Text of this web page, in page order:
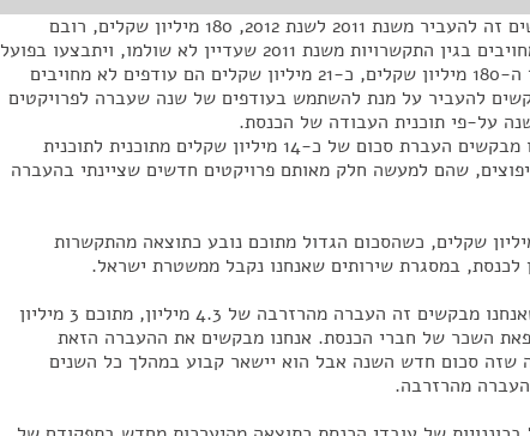
מה שאנחנו מבקשים זה להעביר משנת 2011 לשנת 2012, 180 מיליון שקלים, רובם
למעשה עודפים מחויבים בגין התקשרויות משנת 2011 שעדיין לא שולמו, ויתבצעו בפועל
בשנת 2012. מתוך ה-180 מיליון שקלים, כ-21 מיליון שקלים הם עודפים לא מחויבים
להעביר על מנת להשתמש בעודפים של שנה שעברה לפרויקטים
על-פי תוכנית העבודה של הכנסת.
בנוסף לכך, אנחנו מבקשים העברת סכום של כ-14 מיליון שקלים מתוכנית לתוכנית
שהם למעשה חלק מאותם פרויקטים חדשים שציינתי בהעברה
שקלים, כשהסכום הגדול מתוכם נובע כתוצאה מהתקשרות
במסגרת שירותים שאנחנו נקבל ממשטרת ישראל.
הסעיף השלישי שאנחנו מבקשים זה העברה מהרזרבה של 4.3 מיליון, מתוכם 3 מיליון
השכר של חברי הכנסת. אנחנו מבקשים את ההעברה הזאת
שזה סכום חדש השנה אבל הוא יישאר קבוע במהלך כל השנים
העברה מהרזרבה.